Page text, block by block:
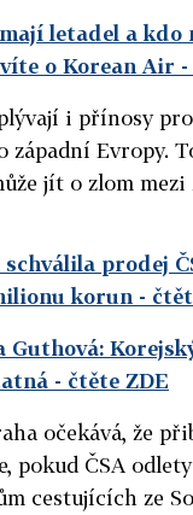
letadel a kdo
o Korean Air
i přínosy
západní Evropy.
jít o zlom
schválila prodej
korun -
Guthová:
- čtěte ZDE
očekává, že
pokud ČSA
cestujících ze